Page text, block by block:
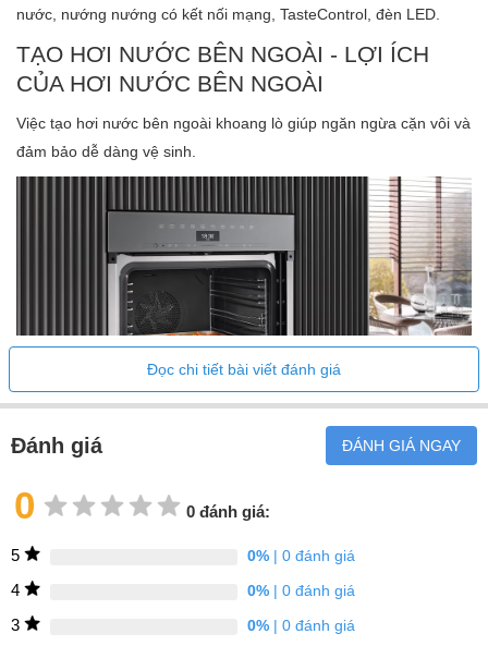
Điện áp ở V
220.00-240.00
Tần số tính bằng Hz
50
Phòng ngừa rủi ro ở A
Số lượng giai đoạn
1
Cáp kết nối với phích cắm điện
Dịch vụ khách
hàng
nước, nướng nướng có kết nối mạng, TasteControl, đèn LED.
TẠO HƠI NƯỚC BÊN NGOÀI - LỢI ÍCH
CỦA HƠI NƯỚC BÊN NGOÀI
Việc tạo hơi nước bên ngoài khoang lò giúp ngăn ngừa cặn vôi và
đảm bảo dễ dàng vệ sinh.
Hệ thống hơi nước cải tiến: bộ tạo hơi nước trong thiết bị của
nước đi vào sẽ lấp đầy hoàn toàn khoang lò và chiếm chỗ oxy.
Điều này giúp làm nóng nhanh và đo nhiệt độ tối ưu, đồng thời
Đọc chi tiết bài viết đánh giá
Đánh giá ĐÁNH GIÁ NGAY
0 0 đánh giá:
5 0%| 0 đánh giá
4 0%| 0 đánh giá
3 0%| 0 đánh giá